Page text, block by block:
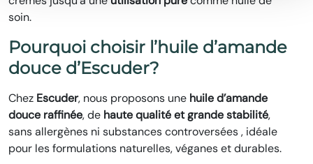
soin.
Pourquoi choisir l’huile d’amande
douce d’Escuder?
Chez Escuder, nous proposons une huile d’amande
douce raffinée, de haute qualité et grande stabilité,
sans allergènes ni substances controversées , idéale
pour les formulations naturelles, véganes et durables.